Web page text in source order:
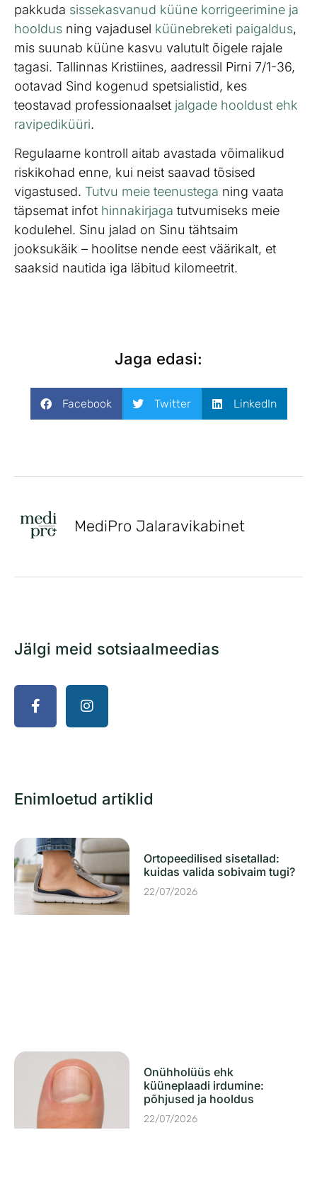
pakkuda sissekasvanud küüne korrigeerimine ja
hooldus ning vajadusel küünebreketi paigaldus,
mis suunab küüne kasvu valutult õigele rajale
tagasi. Tallinnas Kristiines, aadressil Pirni 7/1-36,
ootavad Sind kogenud spetsialistid, kes
teostavad professionaalset jalgade hooldust ehk
ravipediküüri.
Regulaarne kontroll aitab avastada võimalikud
riskikohad enne, kui neist saavad tõsised
vigastused. Tutvu meie teenustega ning vaata
täpsemat infot hinnakirjaga tutvumiseks meie
kodulehel. Sinu jalad on Sinu tähtsaim
jooksukäik – hoolitse nende eest väärikalt, et
saaksid nautida iga läbitud kilomeetrit.
Jaga edasi:
Facebook Twitter LinkedIn
MediPro Jalaravikabinet
Jälgi meid sotsiaalmeedias
Enimloetud artiklid
Ortopeedilised sisetallad:
kuidas valida sobivaim tugi?
22/07/2026
Onühholüüs ehk
küüneplaadi irdumine:
põhjused ja hooldus
22/07/2026